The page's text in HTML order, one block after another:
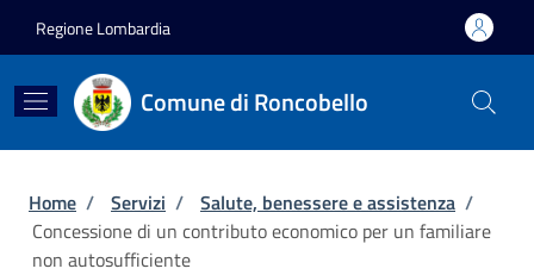
Regione Lombardia
Comune di Roncobello
Briciole di pane
Home / Servizi / Salute, benessere e assistenza /
Concessione di un contributo economico per un familiare
non autosufficiente